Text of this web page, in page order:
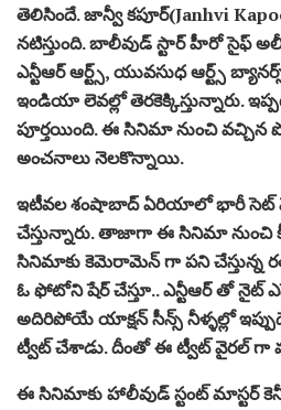
తెలిసిందే. జాన్వీ కపూర్(Janhvi
నటిస్తుంది. బాలీవుడ్ స్టార్ హీరో సైఫ్
ఎన్టీఆర్ ఆర్ట్స్, యువసుధ ఆర్ట్స్
ఇండియా లెవల్లో తెరకెక్కిస్తున్నారు.
పూర్తయింది. ఈ సినిమా నుంచి
అంచనాలు నెలకొన్నాయి.
ఇటీవల శంషాబాద్ ఏరియాలో భారీ సెట్
చేస్తున్నారు. తాజాగా ఈ సినిమా నుంచి
సినిమాకు కెమెరామెన్ గా పని చేస్తున్న
ఓ ఫోటోని షేర్ చేస్తూ.. ఎన్టీఆర్ తో నైట్
అదిరిపోయే యాక్షన్ సీన్స్ నీళ్ళల్లో
ట్వీట్ చేశాడు. దీంతో ఈ ట్వీట్ వైరల్ గా
ఈ సినిమాకు హాలీవుడ్ స్టంట్‌ మాస్టర్